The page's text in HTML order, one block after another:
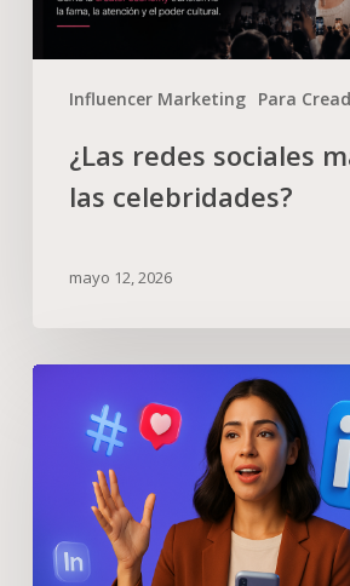
Influencer Marketing Para
¿Las redes sociales
las celebridades?
mayo 12, 2026